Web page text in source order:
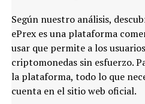
Según nuestro análisis,
ePrex es una plataforma
usar que permite a los
criptomonedas sin esfuerzo.
la plataforma, todo lo que
cuenta en el sitio web oficial.